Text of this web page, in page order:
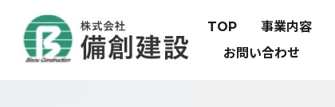
TOP 事業内容
お問い合わせ